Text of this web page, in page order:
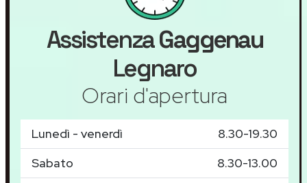
AssistenzaGaggenau
Legnaro
Orari d'apertura
Lunedì - venerdì
8.30-19.30
Sabato
8.30-13.00